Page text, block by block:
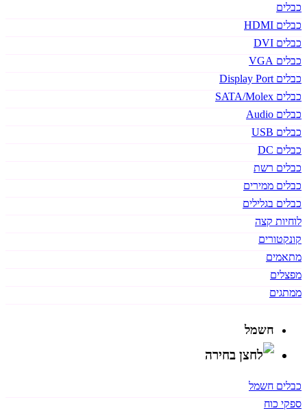
כבלים
כבלים HDMI
כבלים DVI
כבלים VGA
כבלים Display Port
כבלים SATA/Molex
כבלים Audio
כבלים USB
כבלים DC
כבלים רשת
כבלים ממירים
כבלים בגלילים
לוחיות קצה
קונקטורים
מתאמים
מפצלים
ממתגים
חשמל
כבלים חשמל
ספקי כוח